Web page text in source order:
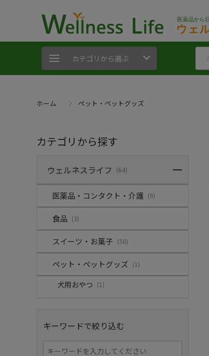
カテゴリから選ぶ
ホーム ペット・ペットグッズ
カテゴリから探す
ウェルネスライフ (64)
医薬品・コンタクト・介護 (9)
食品 (3)
スイーツ・お菓子 (50)
ペット・ペットグッズ (1)
犬用おやつ (1)
キーワードで絞り込む